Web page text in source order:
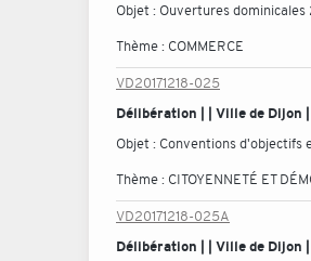
Objet : Ouvertures dominicales
Thème : COMMERCE
VD20171218-025
Délibération | | Ville de Dijon
Objet : Conventions d'objectifs
Thème : CITOYENNETÉ ET
VD20171218-025A
Délibération | | Ville de Dijon